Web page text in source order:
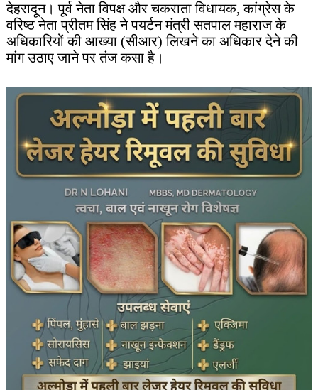
देहरादून। पूर्व नेता विपक्ष और चकराता विधायक, कांग्रेस के
वरिष्ठ नेता प्रीतम सिंह ने पयर्टन मंत्री सतपाल महाराज के
अधिकारियों की आख्या (सीआर) लिखने का अधिकार देने की
मांग उठाए जाने पर तंज कसा है।